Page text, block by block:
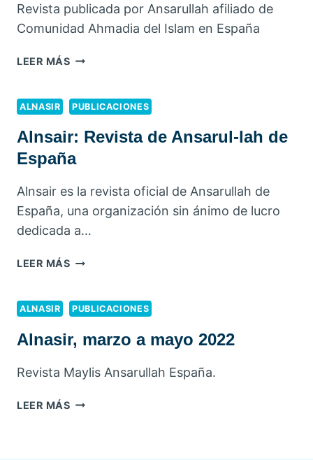
Revista publicada por Ansarullah afiliado de
Comunidad Ahmadia del Islam en España
LEER MÁSREVISTA
2024
ALNASIR PUBLICACIONES
Alnsair: Revista de Ansarul-lah de
España
Alnsair es la revista oficial de Ansarullah de
España, una organización sin ánimo de lucro
dedicada a…
LEER MÁSALNSAIR:
ANSARUL-
DE
ALNASIR PUBLICACIONES
Alnasir, marzo a mayo 2022
Revista Maylis Ansarullah España.
LEER MÁSALNASIR,